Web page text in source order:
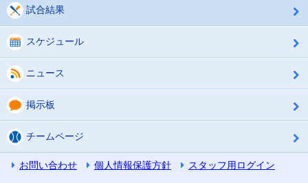
試合結果
スケジュール
ニュース
掲示板
チームページ
お問い合わせ 個人情報保護方針 スタッフ用ログイン